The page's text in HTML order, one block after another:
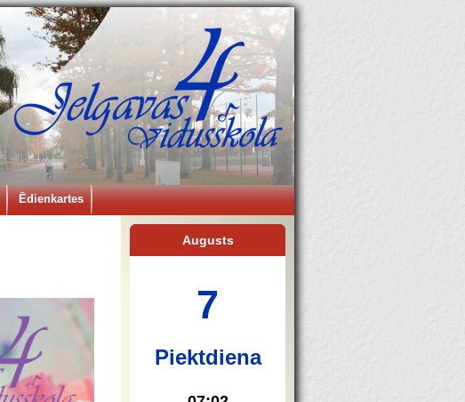
Ēdienkartes
Augusts
7
Piektdiena